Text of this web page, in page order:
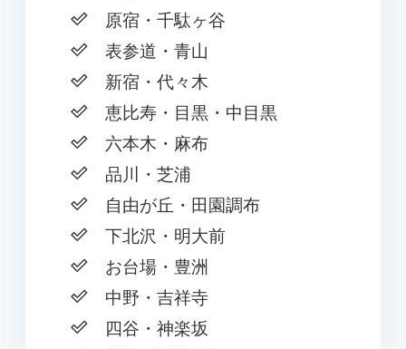
原宿・千駄ヶ谷
表参道・青山
新宿・代々木
恵比寿・目黒・中目黒
六本木・麻布
品川・芝浦
自由が丘・田園調布
下北沢・明大前
お台場・豊洲
中野・吉祥寺
四谷・神楽坂